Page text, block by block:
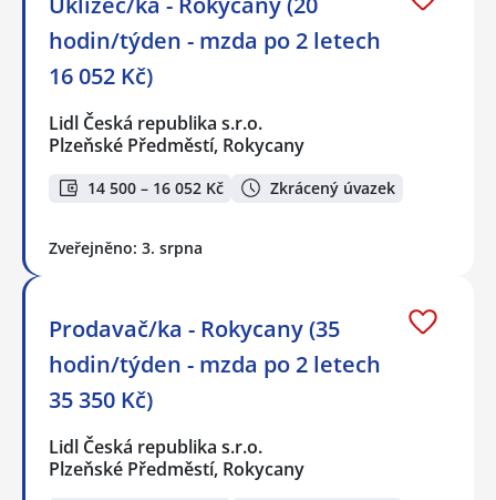
hodin/týden - mzda po 2 letech
16 052 Kč)
Lidl Česká republika s.r.o.
Plzeňské Předměstí, Rokycany
14 500 – 16 052 Kč Zkrácený úvazek
Zveřejněno: 3. srpna
Prodavač/ka - Rokycany (35
hodin/týden - mzda po 2 letech
35 350 Kč)
Lidl Česká republika s.r.o.
Plzeňské Předměstí, Rokycany